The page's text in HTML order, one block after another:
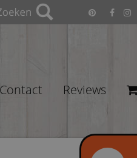
Contact Reviews